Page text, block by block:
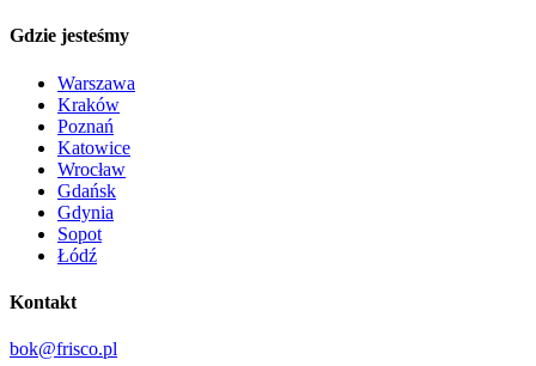
Gdzie jesteśmy
Warszawa
Kraków
Poznań
Katowice
Wrocław
Gdańsk
Gdynia
Sopot
Łódź
Kontakt
bok@frisco.pl